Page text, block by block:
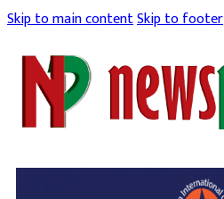
Skip to main contentSkip to footer